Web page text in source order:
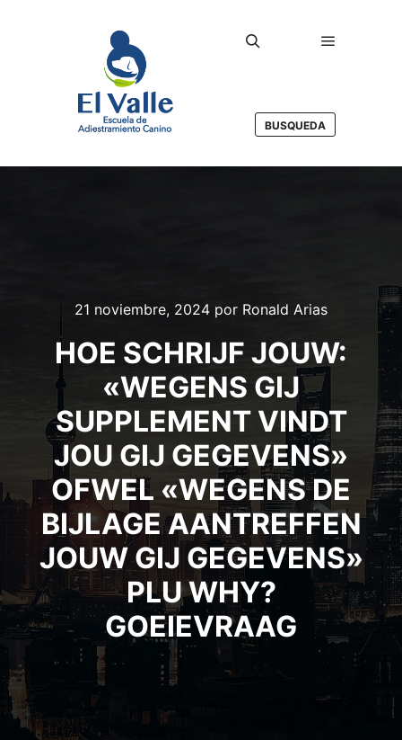
BUSQUEDA
21 noviembre, 2024 por Ronald Arias
HOE SCHRIJF JOUW:
«WEGENS GIJ
SUPPLEMENT VINDT
JOU GIJ GEGEVENS»
OFWEL «WEGENS DE
BIJLAGE AANTREFFEN
JOUW GIJ GEGEVENS»
PLU WHY?
GOEIEVRAAG